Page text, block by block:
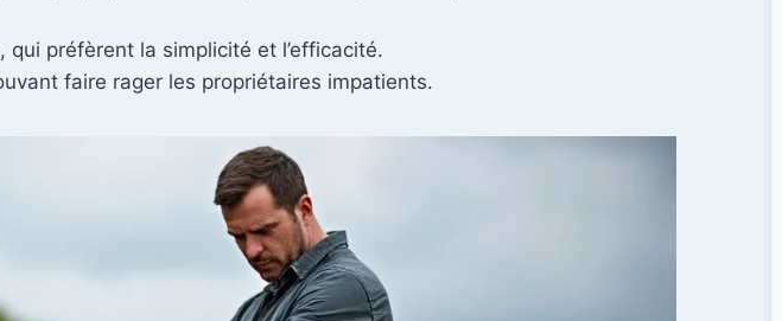
préfèrent la simplicité et l’efficacité.
faire rager les propriétaires impatients.